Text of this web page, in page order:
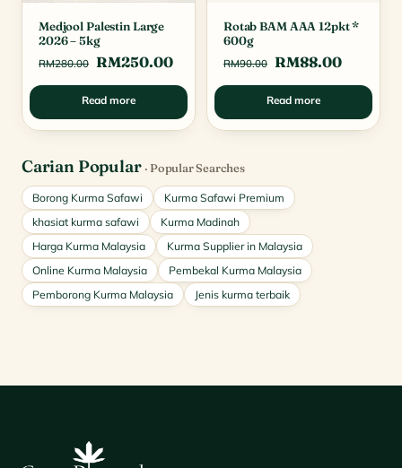
Medjool Palestin Large
2026 – 5kg
RM280.00 Original
price
was:
RM280.00.
RM250.00Current
price
is:
RM250.00.
Read more
Rotab BAM AAA 12pkt *
600g
RM90.00 Original
price
was:
RM90.00.
RM88.00Current
price
Read more
Carian Popular · Popular Searches
Borong Kurma Safawi
Kurma Safawi Premium
khasiat kurma safawi
Kurma Madinah
Harga Kurma Malaysia
Kurma Supplier in Malaysia
Online Kurma Malaysia
Pembekal Kurma Malaysia
Pemborong Kurma Malaysia
Jenis kurma terbaik